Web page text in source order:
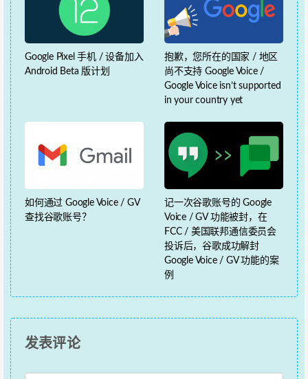
Google Pixel 手机 / 设备加入
Android Beta 版计划
抱歉，您所在的国家 / 地区
尚不支持 Google Voice /
Google Voice isn’t supported
in your country yet
如何通过 Google Voice / GV
查找谷歌账号？
记一次谷歌账号的 Google
Voice / GV 功能被封，在
FCC / 美国联邦通信委员会
投诉后，谷歌成功解封
Google Voice / GV 功能的案
例
发表评论